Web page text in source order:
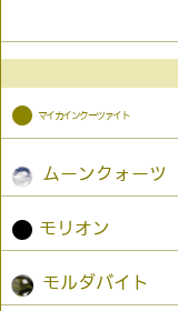
● マイカインクーツァイト
ムーンクォーツ
● モリオン
モルダバイト